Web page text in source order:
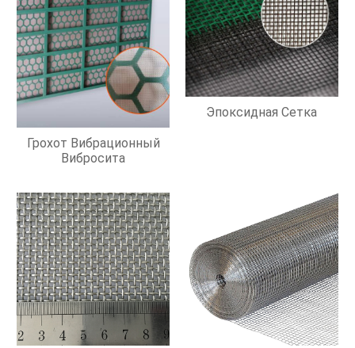
Грохот Вибрационный
Вибросита
Эпоксидная Сетка